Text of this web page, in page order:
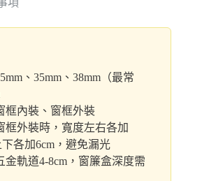
、35mm、38mm（最常
框內裝、窗框外裝
框外裝時，寬度左右各加
各加6cm，避免漏光
金軌道4-8cm，窗簾盒深度需